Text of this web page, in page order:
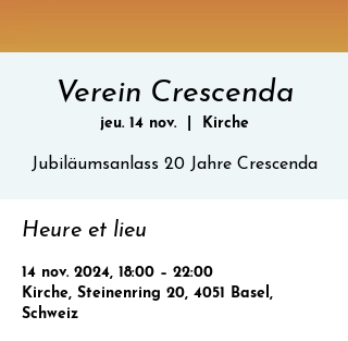
Verein Crescenda
jeu. 14 nov.
  |
Kirche
Jubiläumsanlass 20 Jahre Crescenda
Heure et lieu
14 nov. 2024, 18:00 – 22:00
Kirche, Steinenring 20, 4051 Basel,
Schweiz